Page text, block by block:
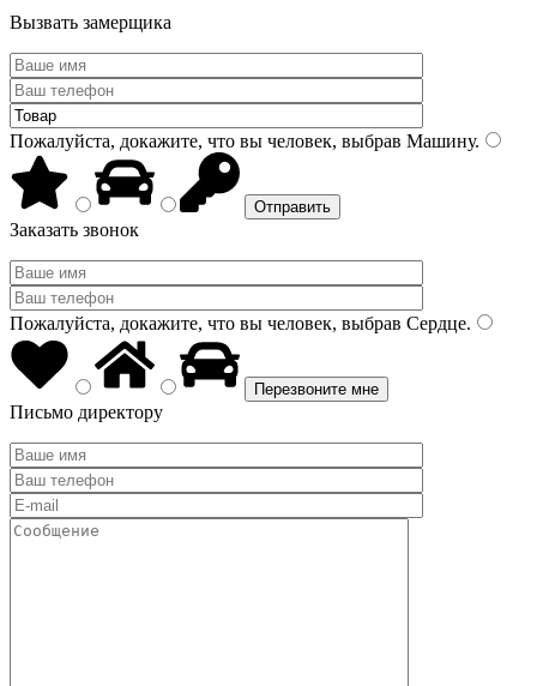
Вызвать замерщика
Пожалуйста, докажите, что вы человек, выбрав Машину.
Заказать звонок
Пожалуйста, докажите, что вы человек, выбрав Сердце.
Письмо директору